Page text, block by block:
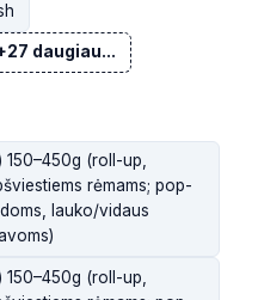
daugiau...
150–450g (roll-up,
rėmams; pop-
lauko/vidaus
(roll-up,